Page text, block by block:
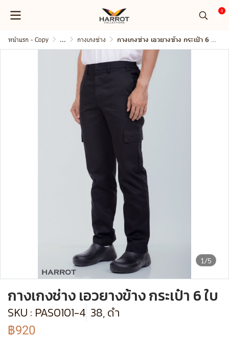
0
หน้าแรก - Copy ... กางเกงช่าง กางเกงช่าง เอวยางข้าง กระเป๋า 6 ใบ
1/5
กางเกงช่าง เอวยางข้าง กระเป๋า 6 ใบ
SKU : PAS0101-4 38, ดำ
฿920